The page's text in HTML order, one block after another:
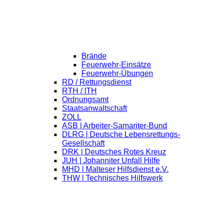
Brände
Feuerwehr-Einsätze
Feuerwehr-Übungen
RD / Rettungsdienst
RTH / ITH
Ordnungsamt
Staatsanwaltschaft
ZOLL
ASB | Arbeiter-Samariter-Bund
DLRG | Deutsche Lebensrettungs-
Gesellschaft
DRK | Deutsches Rotes Kreuz
JUH | Johanniter Unfall Hilfe
MHD | Malteser Hilfsdienst e.V.
THW | Technisches Hilfswerk